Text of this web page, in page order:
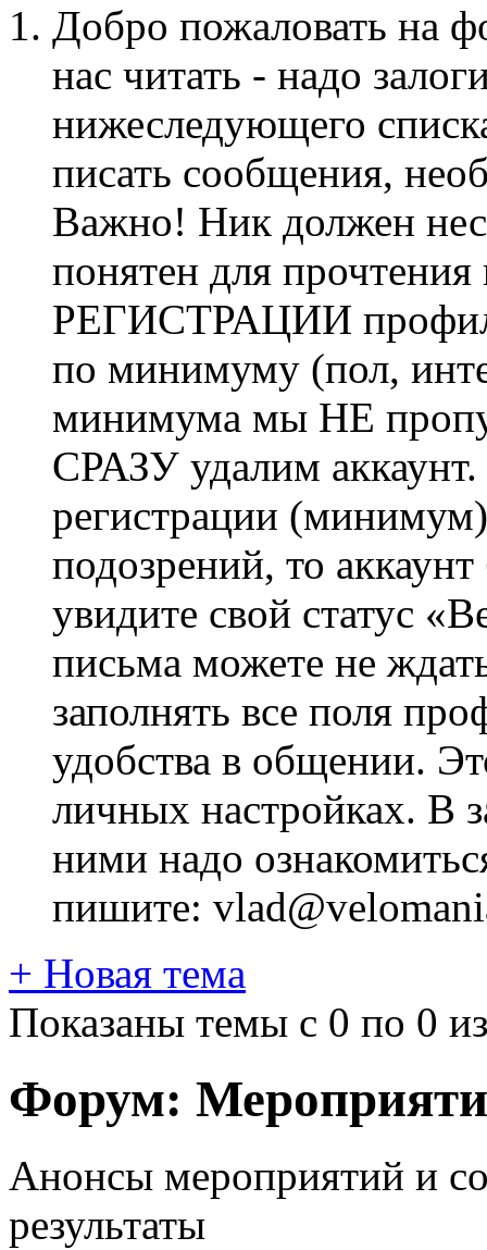
Добро пожаловать на
нас читать - надо
нижеследующего
писать сообщения,
Важно! Ник должен
понятен для
РЕГИСТРАЦИИ профиль
по минимуму (пол,
минимума мы НЕ
СРАЗУ удалим
регистрации
подозрений, то
увидите свой статус
письма можете не
заполнять все поля
удобства в общении.
личных настройках. В
ними надо
пишите:
+ Новая тема
Показаны темы с 0 по 0
Форум:
Анонсы мероприятий и
результаты